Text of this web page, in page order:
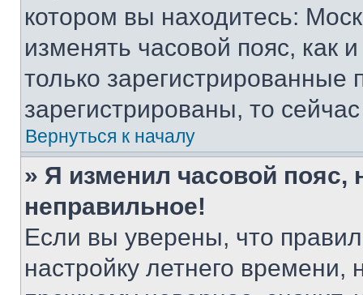
котором вы находитесь:
изменять часовой пояс, как
только
зарегистрированы, то
Вернуться к началу
» Я изменил часовой пояс,
неправильное!
Если вы уверены, что
настройку летнего